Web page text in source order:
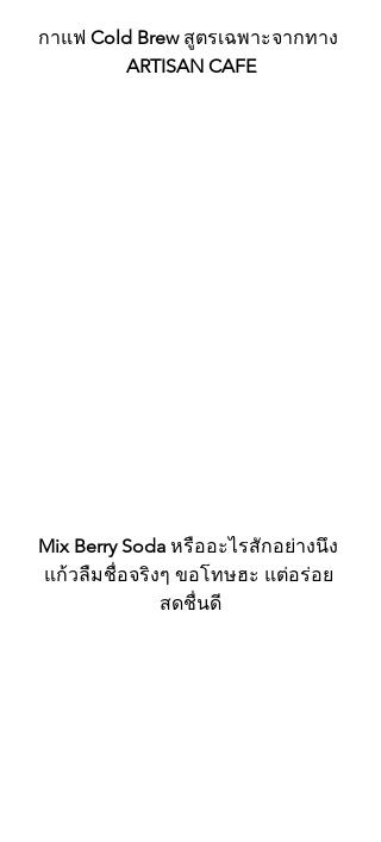
กาแฟ Cold Brew สูตรเฉพาะจากทาง
ARTISAN CAFE
Mix Berry Soda หรืออะไรสักอย่างนึง
แก้วลืมชื่อจริงๆ ขอโทษฮะ แต่อร่อย
สดชื่นดี